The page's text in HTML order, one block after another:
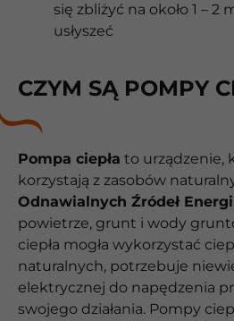
się zbliżyć na około 1 – 2
usłyszeć
CZYM SĄ POMPY
Pompa ciepła to urządzenie,
korzystają z zasobów
Odnawialnych Źródeł
powietrze, grunt i wody
ciepła mogła wykorzystać
naturalnych, potrzebuje
elektrycznej do napędzenia
swojego działania. Pompy